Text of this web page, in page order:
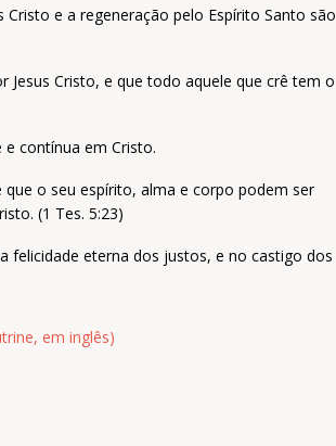
e a regeneração pelo Espírito Santo são
Cristo, e que todo aquele que crê tem o
contínua em Cristo.
o seu espírito, alma e corpo podem ser
(1 Tes. 5:23)
felicidade eterna dos justos, e no castigo dos
em inglês)